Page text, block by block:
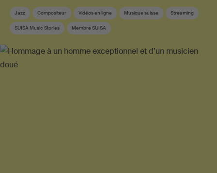
Jazz Compositeur Vidéos en ligne Musique suisse Streaming
SUISA Music Stories Membre SUISA